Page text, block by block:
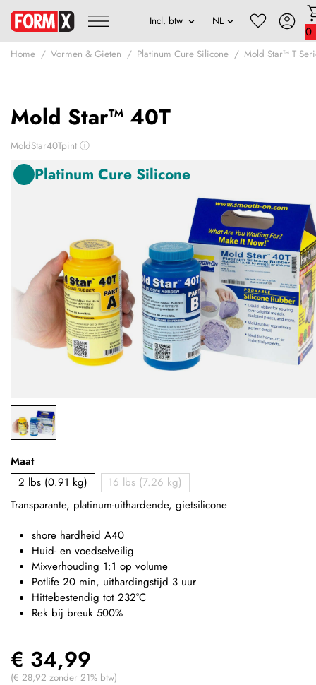
0
Home Vormen & Gieten Platinum Cure Silicone Mold Star™ T
Mold Star™ 40T
MoldStar40Tpint ⓘ
Platinum Cure Silicone
Maat
2 lbs (0.91 kg)
16 lbs (7.26 kg)
Transparante, platinum-uithardende, gietsilicone
shore hardheid A40
Huid- en voedselveilig
Mixverhouding 1:1 op volume
Potlife 20 min, uithardingstijd 3 uur
Hittebestendig tot 232°C
Rek bij breuk 500%
€ 34,99
(€ 28,92 zonder 21% btw)